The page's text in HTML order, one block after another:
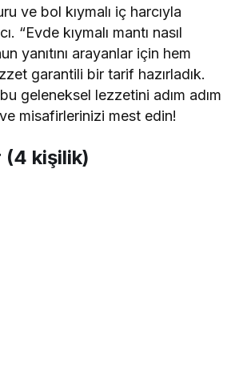
ve bol kıymalı iç harcıyla
“Evde kıymalı mantı nasıl
yanıtını arayanlar için hem
garantili bir tarif hazırladık.
geleneksel lezzetini adım adım
misafirlerinizi mest edin!
(4 kişilik)